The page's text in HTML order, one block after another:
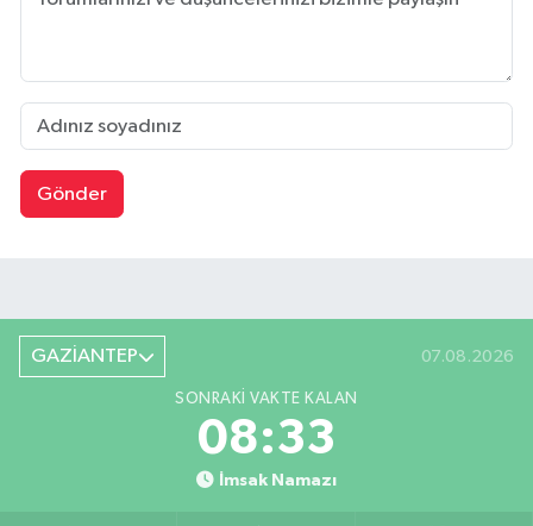
Gönder
GAZİANTEP 07.08.2026
SONRAKI VAKTE KALAN
08:32
İmsak Namazı